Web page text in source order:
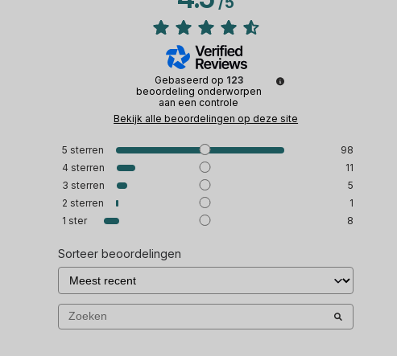
Gebaseerd op 123
beoordeling onderworpen
aan een controle
Bekijk alle beoordelingen op deze site
5 sterren
98
4 sterren
11
3 sterren
5
2 sterren
1
1 ster 8
Sorteer beoordelingen